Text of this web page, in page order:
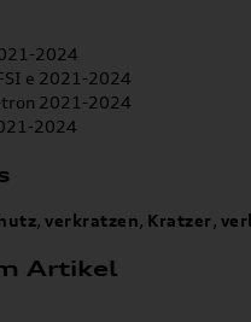
2024
e 2021-2024
tron 2021-2024
2024
,verkratzen, Kratzer,
Artikel